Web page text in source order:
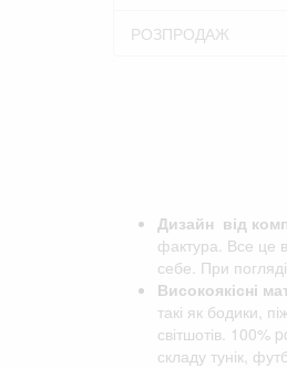
РОЗПРОДАЖ
Дизайн від
фактура. Все це
себе. При
Високоякісні
такі як бодики,
світшотів. 100%
складу тунік,